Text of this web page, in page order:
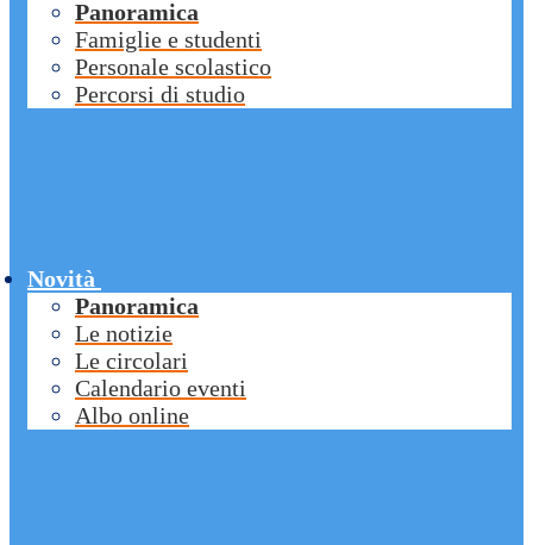
Panoramica
Famiglie e studenti
Personale scolastico
Percorsi di studio
Novità
Panoramica
Le notizie
Le circolari
Calendario eventi
Albo online